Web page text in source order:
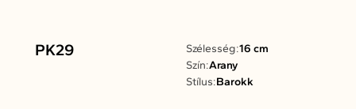
PK29 Szélesség:16 cm
Szín:Arany
Stílus:Barokk